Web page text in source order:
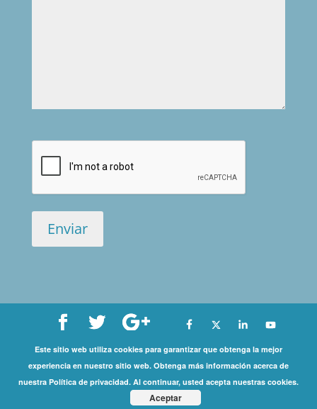
Copyright©
2026 International Coaching Community | All Rights
Privacy Policy
Este sitio web utiliza cookies para garantizar que obtenga la mejor
experiencia en nuestro sitio web. Obtenga más información acerca de
nuestra Política de privacidad. Al continuar, usted acepta nuestras cookies.
Aceptar